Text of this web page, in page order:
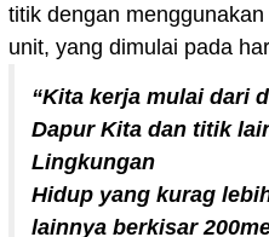
titik dengan
unit, yang dimulai pada
“Kita kerja mulai dari
Dapur Kita dan titik
Lingkungan
Hidup yang kurag
lainnya berkisar